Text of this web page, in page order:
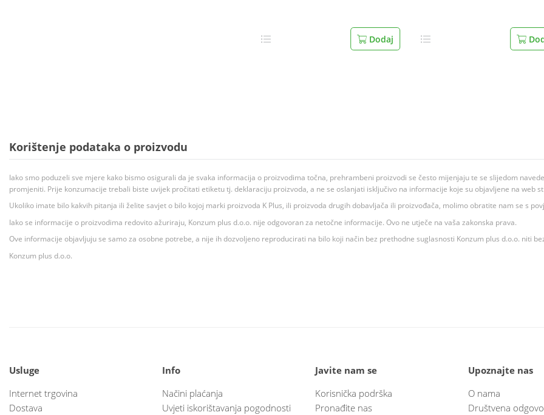
Dodaj
Korištenje podataka o proizvodu
Iako smo poduzeli sve mjere kako bismo osigurali da je svaka informacija o proizvodima točna, prehrambeni proizvodi se često mijenjaju te se slijedom
promjeniti. Prije konzumacije trebali biste uvijek pročitati etiketu tj. deklaraciju proizvoda, a ne se oslanjati isključivo na informacije koje su objavljene na web
Ukoliko imate bilo kakvih pitanja ili želite savjet o bilo kojoj marki proizvoda K Plus, ili proizvoda drugih dobavljača ili proizvođača, molimo obratite nam se s
Iako se informacije o proizvodima redovito ažuriraju, Konzum plus d.o.o. nije odgovoran za netočne informacije. Ovo ne utječe na vaša zakonska prava.
Ove informacije objavljuju se samo za osobne potrebe, a nije ih dozvoljeno reproducirati na bilo koji način bez prethodne suglasnosti Konzum plus d.o.o. niti
Konzum plus d.o.o.
Usluge
Internet trgovina
Dostava
Info
Načini plaćanja
Uvjeti iskorištavanja pogodnosti
Javite nam se
Korisnička podrška
Pronađite nas
Upoznajte nas
O nama
Društvena